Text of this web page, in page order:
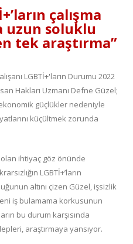
çalışma
uzun soluklu
tek araştırma”
LGBTİ+'ların Durumu 2022
Hakları Uzmanı Defne Güzel;
güçlükler nedeniyle
küçültmek zorunda
ihtiyaç göz önünde
LGBTİ+’ların
altını çizen Güzel, işsizlik
iş bulamama korkusunun
bu durum karşısında
araştırmaya yansıyor.